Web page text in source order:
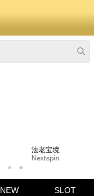
老虎机
皇家猫咪
FastSpin
NEW SLOT